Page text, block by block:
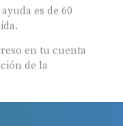
es de 60
en tu cuenta
de la